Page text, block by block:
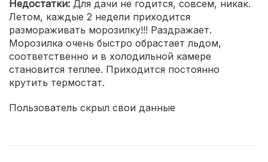
Недостатки: Для дачи не годится, совсем, никак.
Летом, каждые 2 недели приходится
размораживать морозилку!!! Раздражает.
Морозилка очень быстро обрастает льдом,
соответственно и в холодильной камере
становится теплее. Приходится постоянно
крутить термостат.
Пользователь скрыл свои данные